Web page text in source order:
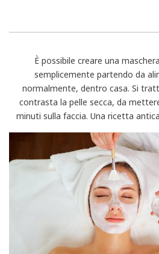
È possibile creare una
semplicemente partendo da
normalmente, dentro casa. Si
contrasta la pelle secca, da
minuti sulla faccia. Una ricetta